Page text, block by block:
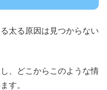
太る原因は見つからない
、どこからこのような情
す。